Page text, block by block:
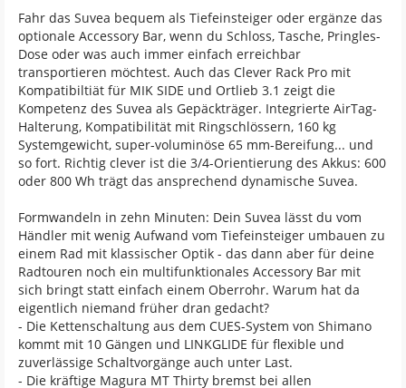
Fahr das Suvea bequem als Tiefeinsteiger oder ergänze das
optionale Accessory Bar, wenn du Schloss, Tasche, Pringles-
Dose oder was auch immer einfach erreichbar
transportieren möchtest. Auch das Clever Rack Pro mit
Kompatibiltiät für MIK SIDE und Ortlieb 3.1 zeigt die
Kompetenz des Suvea als Gepäckträger. Integrierte AirTag-
Halterung, Kompatibilität mit Ringschlössern, 160 kg
Systemgewicht, super-voluminöse 65 mm-Bereifung... und
so fort. Richtig clever ist die 3/4-Orientierung des Akkus: 600
oder 800 Wh trägt das ansprechend dynamische Suvea.
Formwandeln in zehn Minuten: Dein Suvea lässt du vom
Händler mit wenig Aufwand vom Tiefeinsteiger umbauen zu
einem Rad mit klassischer Optik - das dann aber für deine
Radtouren noch ein multifunktionales Accessory Bar mit
sich bringt statt einfach einem Oberrohr. Warum hat da
eigentlich niemand früher dran gedacht?
- Die Kettenschaltung aus dem CUES-System von Shimano
kommt mit 10 Gängen und LINKGLIDE für flexible und
zuverlässige Schaltvorgänge auch unter Last.
- Die kräftige Magura MT Thirty bremst bei allen